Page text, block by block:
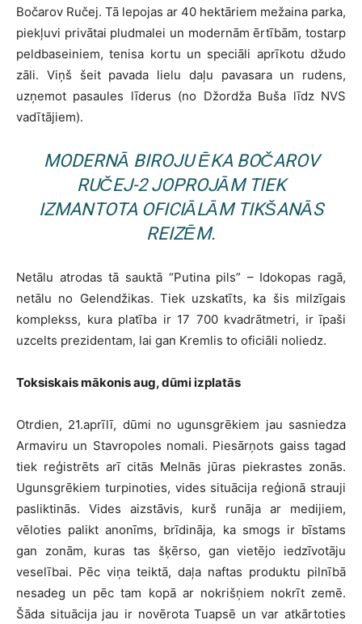
Bočarov Ručej. Tā lepojas ar 40 hektāriem mežaina parka,
piekļuvi privātai pludmalei un modernām ērtībām, tostarp
peldbaseiniem, tenisa kortu un speciāli aprīkotu džudo
zāli. Viņš šeit pavada lielu daļu pavasara un rudens,
uzņemot pasaules līderus (no Džordža Buša līdz NVS
vadītājiem).
MODERNĀ BIROJU ĒKA BOČAROV
RUČEJ-2 JOPROJĀM TIEK
IZMANTOTA OFICIĀLĀM TIKŠANĀS
REIZĒM.
Netālu atrodas tā sauktā “Putina pils” – Idokopas ragā,
netālu no Gelendžikas. Tiek uzskatīts, ka šis milzīgais
komplekss, kura platība ir 17 700 kvadrātmetri, ir īpaši
uzcelts prezidentam, lai gan Kremlis to oficiāli noliedz.
Toksiskais mākonis aug, dūmi izplatās
Otrdien, 21.aprīlī, dūmi no ugunsgrēkiem jau sasniedza
Armaviru un Stavropoles nomali. Piesārņots gaiss tagad
tiek reģistrēts arī citās Melnās jūras piekrastes zonās.
Ugunsgrēkiem turpinoties, vides situācija reģionā strauji
pasliktinās. Vides aizstāvis, kurš runāja ar medijiem,
vēloties palikt anonīms, brīdināja, ka smogs ir bīstams
gan zonām, kuras tas šķērso, gan vietējo iedzīvotāju
veselībai. Pēc viņa teiktā, daļa naftas produktu pilnībā
nesadeg un pēc tam kopā ar nokrišņiem nokrīt zemē.
Šāda situācija jau ir novērota Tuapsē un var atkārtoties